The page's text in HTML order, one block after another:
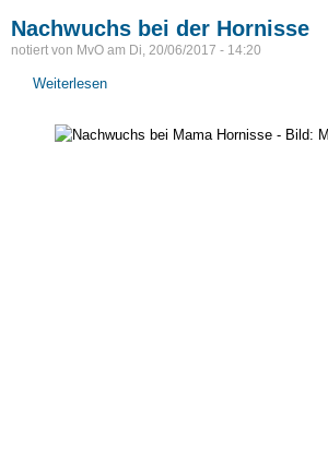
Nachwuchs bei der Hornisse
notiert von MvO am Di, 20/06/2017 - 14:20
Weiterlesen